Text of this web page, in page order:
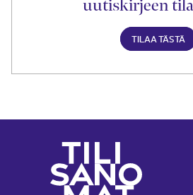
uutiskirjeen
TILAA TÄSTÄ